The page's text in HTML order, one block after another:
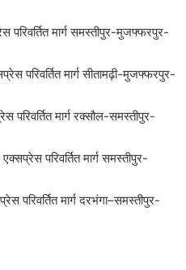
परिवर्तित मार्ग समस्तीपुर-मुजफ्फरपुर-
परिवर्तित मार्ग सीतामढ़ी-मुजफ्फरपुर-
मार्ग रक्सौल-समस्तीपुर-
परिवर्तित मार्ग समस्तीपुर-
परिवर्तित मार्ग दरभंगा–समस्तीपुर-